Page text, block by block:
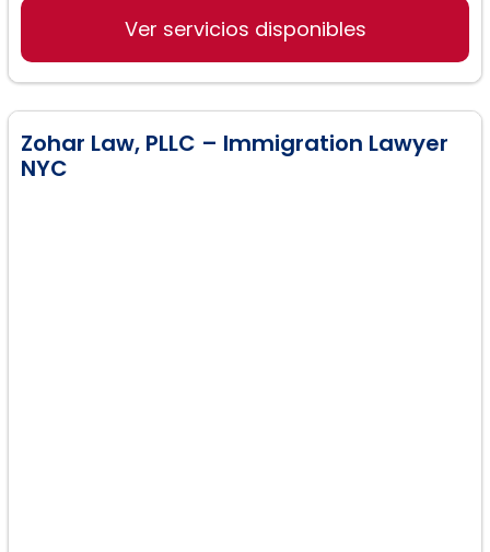
Consumer Protection Law
Ver servicios disponibles
Zohar Law, PLLC – Immigration Lawyer
NYC